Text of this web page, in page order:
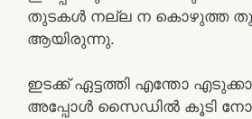
തുടകൾ നല്ല ന കൊഴുത്ത
ആയിരുന്നു.
ഇടക്ക് ഏട്ടത്തി എന്തോ
അപ്പോൾ സൈഡിൽ കൂടി